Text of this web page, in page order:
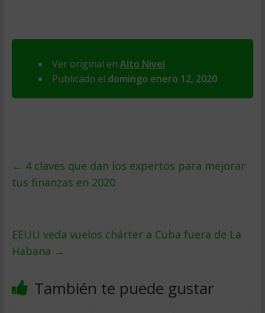
Ver original en Alto Nivel
Publicado el domingo enero 12, 2020
← 4 claves que dan los expertos para mejorar
tus finanzas en 2020
EEUU veda vuelos chárter a Cuba fuera de La
Habana →
También te puede gustar